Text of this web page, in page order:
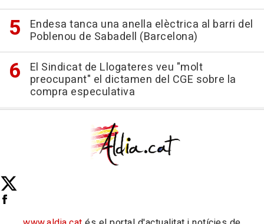
Endesa tanca una anella elèctrica al barri del
Poblenou de Sabadell (Barcelona)
El Sindicat de Llogateres veu "molt
preocupant" el dictamen del CGE sobre la
compra especulativa